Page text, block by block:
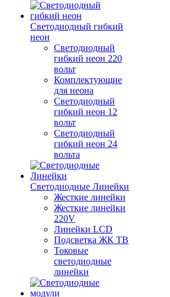
Светодиодный гибкий
неон
Светодиодный
гибкий неон 220
вольт
Комплектующие
для неона
Светодиодный
гибкий неон 12
вольт
Светодиодный
гибкий неон 24
вольта
Светодиодные Линейки
Жесткие линейки
Жесткие линейки
220V
Линейки LCD
Подсветка ЖК ТВ
Токовые
светодиодные
линейки